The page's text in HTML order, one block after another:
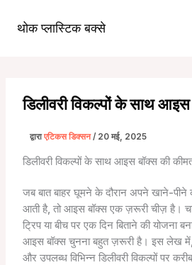
थोक प्लास्टिक बक्से
डिलीवरी विकल्पों के साथ
द्वाराएटिकस डिक्सन/ 20 मई, 2025
डिलीवरी विकल्पों के साथ आइस बॉक्स की
जब बात बाहर घूमने के दौरान अपने खाने-पीने
आती है, तो आइस बॉक्स एक ज़रूरी चीज़ है।
ट्रिप या बीच पर एक दिन बिताने की योजना
आइस बॉक्स चुनना बहुत ज़रूरी है। इस लेख
और उपलब्ध विभिन्न डिलीवरी विकल्पों पर